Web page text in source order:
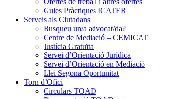
Guies Pràctiques ICATER
Serveis als Ciutadans
Busqueu un/a advocat/da?
Centre de Mediació – CEMICAT
Justícia Gratuïta
Servei d’Orientació Jurídica
Servei d’Orientació en Mediació
Llei Segona Oportunitat
Torn d’Ofici
Circulars TOAD